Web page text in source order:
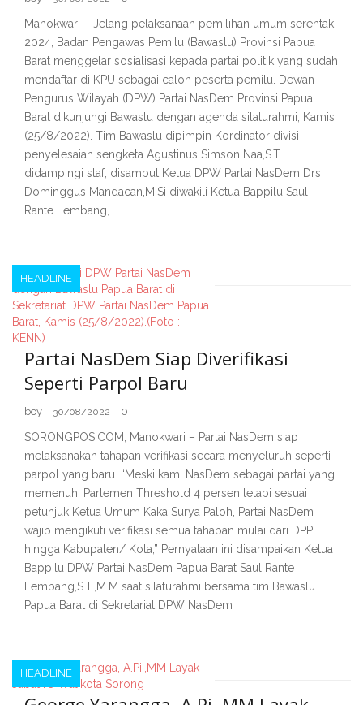
Manokwari – Jelang pelaksanaan pemilihan umum serentak
2024, Badan Pengawas Pemilu (Bawaslu) Provinsi Papua
Barat menggelar sosialisasi kepada partai politik yang sudah
mendaftar di KPU sebagai calon peserta pemilu. Dewan
Pengurus Wilayah (DPW) Partai NasDem Provinsi Papua
Barat dikunjungi Bawaslu dengan agenda silaturahmi, Kamis
(25/8/2022). Tim Bawaslu dipimpin Kordinator divisi
penyelesaian sengketa Agustinus Simson Naa,S.T
didampingi staf, disambut Ketua DPW Partai NasDem Drs
Dominggus Mandacan,M.Si diwakili Ketua Bappilu Saul
Rante Lembang,
HEADLINE
Partai NasDem Siap Diverifikasi
Seperti Parpol Baru
boy 30/08/2022 0
SORONGPOS.COM, Manokwari – Partai NasDem siap
melaksanakan tahapan verifikasi secara menyeluruh seperti
parpol yang baru. “Meski kami NasDem sebagai partai yang
memenuhi Parlemen Threshold 4 persen tetapi sesuai
petunjuk Ketua Umum Kaka Surya Paloh, Partai NasDem
wajib mengikuti verifikasi semua tahapan mulai dari DPP
hingga Kabupaten/ Kota,” Pernyataan ini disampaikan Ketua
Bappilu DPW Partai NasDem Papua Barat Saul Rante
Lembang,S.T.,M.M saat silaturahmi bersama tim Bawaslu
Papua Barat di Sekretariat DPW NasDem
HEADLINE